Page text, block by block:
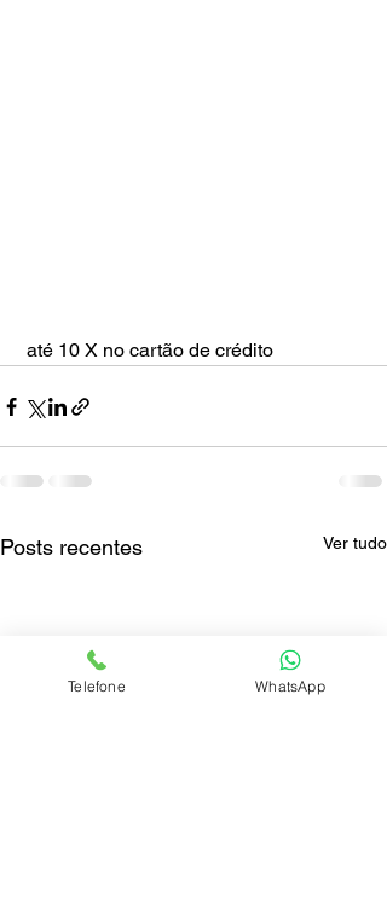
até 10 X no cartão de crédito
Posts recentes Ver tudo
Telefone WhatsApp